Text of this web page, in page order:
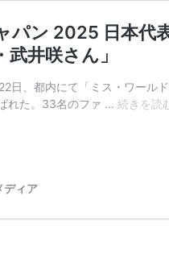
パン 2025 日本代
武井咲さん」
日、都内にて「ミス・ワール
れた。33名のファ … 続きを読
ディア